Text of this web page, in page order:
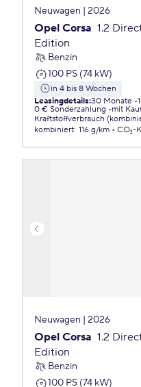
Neuwagen | 2026
Opel Corsa 1.2
Edition
Benzin
100 PS (74 kW)
in 4 bis 8 Wochen
Leasingdetails:30 Monate
0 € Sonderzahlung
mit
Kraftstoffverbrauch
kombiniert: 116 g/km CO₂-
Neuwagen | 2026
Opel Corsa 1.2
Edition
Benzin
100 PS (74 kW)